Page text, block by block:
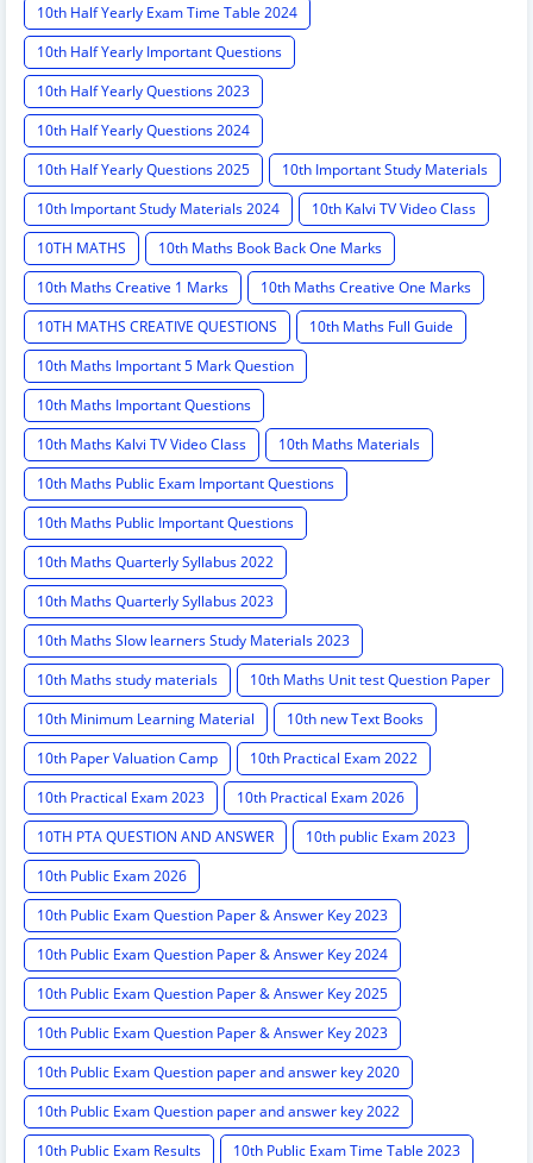
10th Half Yearly Exam Time Table 2024
10th Half Yearly Important Questions
10th Half Yearly Questions 2023
10th Half Yearly Questions 2024
10th Half Yearly Questions 2025
10th Important Study Materials
10th Important Study Materials 2024
10th Kalvi TV Video Class
10TH MATHS
10th Maths Book Back One Marks
10th Maths Creative 1 Marks
10th Maths Creative One Marks
10TH MATHS CREATIVE QUESTIONS
10th Maths Full Guide
10th Maths Important 5 Mark Question
10th Maths Important Questions
10th Maths Kalvi TV Video Class
10th Maths Materials
10th Maths Public Exam Important Questions
10th Maths Public Important Questions
10th Maths Quarterly Syllabus 2022
10th Maths Quarterly Syllabus 2023
10th Maths Slow learners Study Materials 2023
10th Maths study materials
10th Maths Unit test Question Paper
10th Minimum Learning Material
10th new Text Books
10th Paper Valuation Camp
10th Practical Exam 2022
10th Practical Exam 2023
10th Practical Exam 2026
10TH PTA QUESTION AND ANSWER
10th public Exam 2023
10th Public Exam 2026
10th Public Exam Question Paper & Answer Key 2023
10th Public Exam Question Paper & Answer Key 2024
10th Public Exam Question Paper & Answer Key 2025
10th Public Exam Question Paper & Answer Key 2023
10th Public Exam Question paper and answer key 2020
10th Public Exam Question paper and answer key 2022
10th Public Exam Results
10th Public Exam Time Table 2023